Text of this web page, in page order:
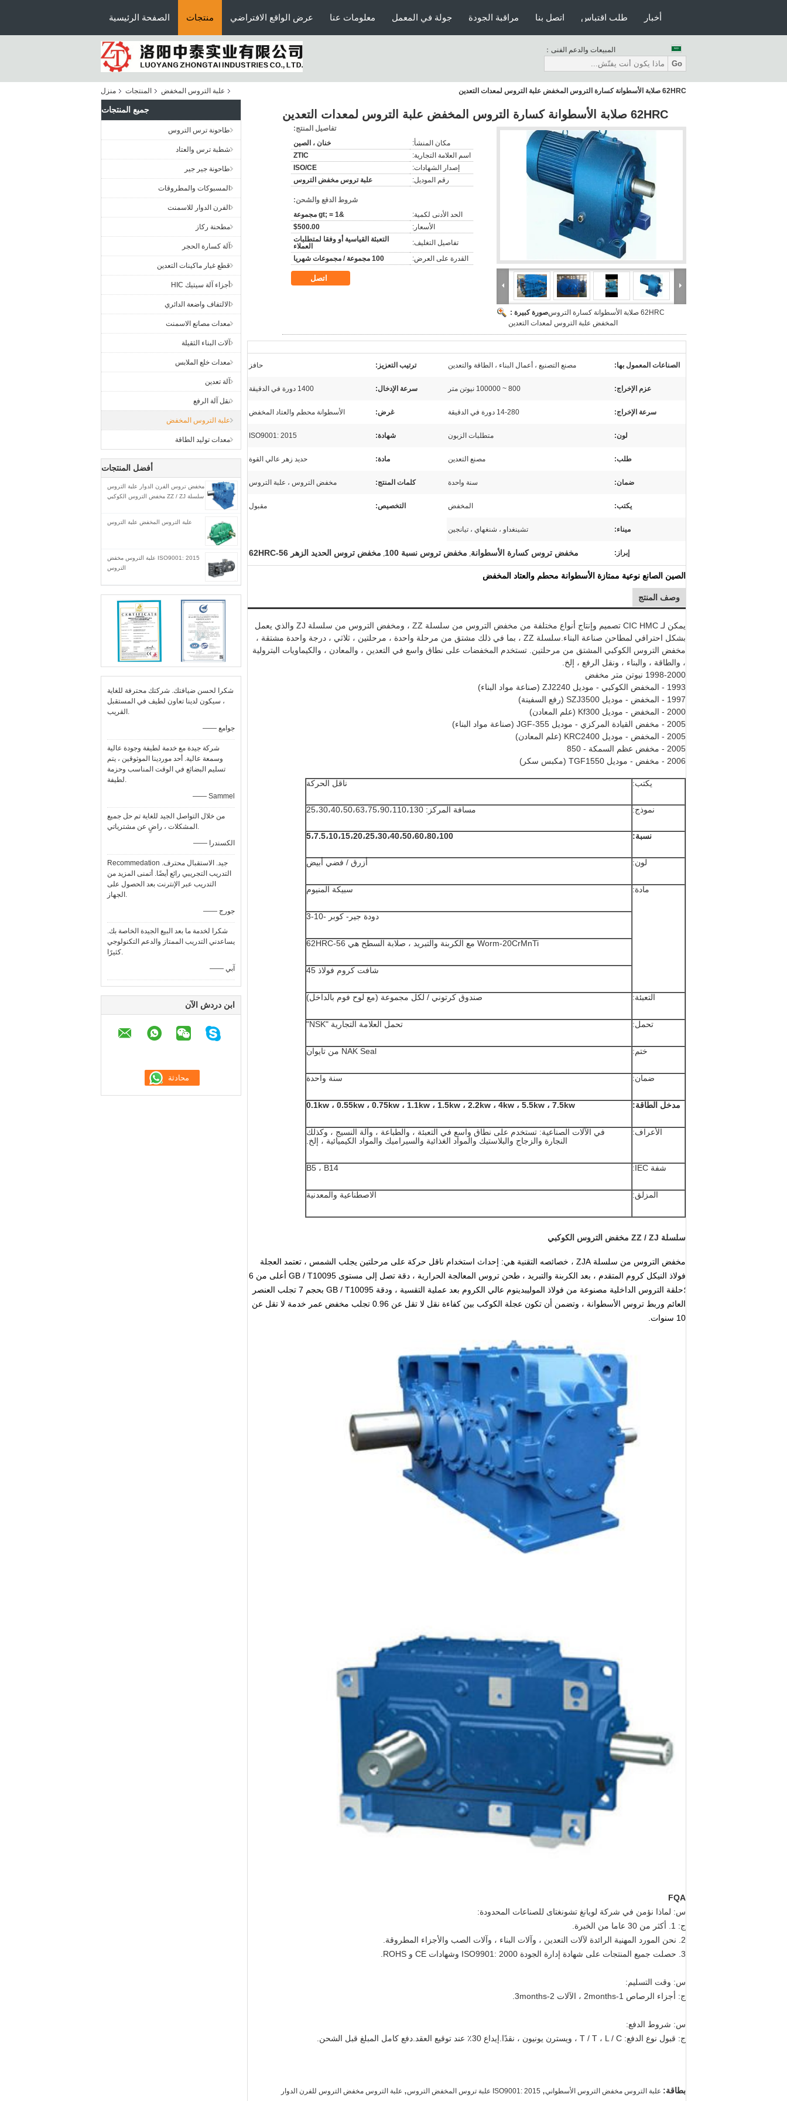
الصفحة الرئيسية منتجات عرض الواقع الافتراضي معلومات عنا جولة في المعمل مراقبة الجودة اتصل بنا طلب اقتباس أخبار
المبيعات والدعم الفنى：
Go
منزل المنتجات علبة التروس المخفض 62HRC صلابة الأسطوانة كسارة التروس المخفض علبة التروس لمعدات التعدين
جميع المنتجات
طاحونة ترس التروس
شطبة ترس والعتاد
طاحونة جير جير
المسبوكات والمطروقات
الفرن الدوار للاسمنت
مطحنة ركاز
آلة كسارة الحجر
قطع غيار ماكينات التعدين
أجزاء آلة سيتيك HIC
الالتفاف واضعة الدائري
معدات مصانع الاسمنت
آلات البناء الثقيلة
معدات خلع الملابس
آلة تعدين
نقل آلة الرفع
علبة التروس المخفض
معدات توليد الطاقة
أفضل المنتجات
مخفض تروس الفرن الدوار علبة التروس
سلسلة ZZ / ZJ مخفض التروس الكوكبي
علبة التروس المخفض علبة التروس
ISO9001: 2015 علبة التروس مخفض
التروس
شكرا لحسن ضيافتك. شركتك محترفة للغاية
، سيكون لدينا تعاون لطيف في المستقبل
القريب.
—— جوامع
شركة جيدة مع خدمة لطيفة وجودة عالية
وسمعة عالية. أحد موردينا الموثوقين ، يتم
تسليم البضائع في الوقت المناسب وحزمة
لطيفة.
—— Sammel
من خلال التواصل الجيد للغاية تم حل جميع
المشكلات ، راضٍ عن مشترياتي.
—— الكسندرا
Recommedation جيد. الاستقبال محترف.
التدريب التجريبي رائع أيضًا. أتمنى المزيد من
التدريب عبر الإنترنت بعد الحصول على
الجهاز.
—— جورج
شكرا لخدمة ما بعد البيع الجيدة الخاصة بك.
يساعدني التدريب الممتاز والدعم التكنولوجي
كثيرًا.
—— آبي
ابن دردش الآن
62HRC صلابة الأسطوانة كسارة التروس المخفض علبة التروس لمعدات التعدين
صورة كبيرة :62HRC صلابة الأسطوانة كسارة التروس
المخفض علبة التروس لمعدات التعدين
تفاصيل المنتج:
مكان المنشأ:
خنان ، الصين
اسم العلامة التجارية:
ZTIC
إصدار الشهادات:
ISO/CE
رقم الموديل:
علبة تروس مخفض التروس
شروط الدفع والشحن:
الحد الأدنى لكمية:
&gt; = 1 مجموعة
الأسعار:
$500.00
تفاصيل التغليف:
التعبئة القياسية أو وفقا لمتطلبات
العملاء
القدرة على العرض:
100 مجموعة / مجموعات شهريا
اتصل
الصناعات المعمول بها: مصنع التصنيع ، أعمال البناء ، الطاقة والتعدين ترتيب التعزيز: حافز
عزم الإخراج: 800 ~ 100000 نيوتن متر سرعة الإدخال: 1400 دورة في الدقيقة
سرعة الإخراج: 14-280 دورة في الدقيقة غرض: الأسطوانة محطم والعتاد المخفض
لون: متطلبات الزبون شهادة: ISO9001: 2015
طلب: مصنع التعدين مادة: حديد زهر عالي القوة
ضمان: سنة واحدة كلمات المنتج: مخفض التروس ، علبة التروس
يكتب: المخفض التخصيص: مقبول
ميناء: تشينغداو ، شنغهاي ، تيانجين
إبراز: مخفض تروس كسارة الأسطوانة, مخفض تروس نسبة 100 , مخفض تروس الحديد الزهر 56-62HRC
الصين الصانع نوعية ممتازة الأسطوانة محطم والعتاد المخفض
وصف المنتج
يمكن لـ CIC HMC تصميم وإنتاج أنواع مختلفة من مخفض التروس من سلسلة ZZ ، ومخفض التروس من سلسلة ZJ والذي يعمل
بشكل احترافي لمطاحن صناعة البناء.سلسلة ZZ ، بما في ذلك مشتق من مرحلة واحدة ، مرحلتين ، ثلاثي ، درجة واحدة مشتقة ،
مخفض التروس الكوكبي المشتق من مرحلتين. تستخدم المخفضات على نطاق واسع في التعدين ، والمعادن ، والكيماويات البترولية
، والطاقة ، والبناء ، ونقل الرفع ، إلخ.
1998-2000 نيوتن متر مخفض
1993 - المخفض الكوكبي - موديل ZJ2240 (صناعة مواد البناء)
1997 - المخفض - موديل SZJ3500 (رفع السفينة)
2000 - المخفض - موديل Kf300 (علم المعادن)
2005 - مخفض القيادة المركزي - موديل JGF-355 (صناعة مواد البناء)
2005 - المخفض - موديل KRC2400 (علم المعادن)
2005 - مخفض عظم السمكة - 850
2006 - مخفض - موديل TGF1550 (مكبس سكر)
يكتب: ناقل الحركة
نموذج: مسافة المركز: 25،30،40،50،63،75،90،110،130
نسبة: 5،7.5،10،15،20،25،30،40،50،60،80،100
لون: أزرق / فضي أبيض
مادة: سبيكة المنيوم
دودة جير- كوبر -10-3
Worm-20CrMnTi مع الكربنة والتبريد ، صلابة السطح هي 56-62HRC
شافت كروم فولاذ 45
التعبئة: صندوق كرتوني / لكل مجموعة (مع لوح فوم بالداخل)
تحمل: تحمل العلامة التجارية "NSK"
ختم: NAK Seal من تايوان
ضمان: سنة واحدة
مدخل الطاقة: 0.1kw ، 0.55kw ، 0.75kw ، 1.1kw ، 1.5kw ، 2.2kw ، 4kw ، 5.5kw ، 7.5kw
الأعراف:
في الآلات الصناعية: تستخدم على نطاق واسع في التعبئة ، والطباعة ، وآلة النسيج ، وكذلك
النجارة والزجاج والبلاستيك والمواد الغذائية والسيراميك والمواد الكيميائية ، إلخ.
شفة IEC: B5 ، B14
المزلق: الاصطناعية والمعدنية
سلسلة ZZ / ZJ مخفض التروس الكوكبي
مخفض التروس من سلسلة ZJA ، خصائصه التقنية هي: إحداث استخدام ناقل حركة على مرحلتين يجلب الشمس ، تعتمد العجلة
فولاذ النيكل كروم المتقدم ، بعد الكربنة والتبريد ، طحن تروس المعالجة الحرارية ، دقة تصل إلى مستوى GB / T10095 أعلى من 6
؛حلقة التروس الداخلية مصنوعة من فولاذ الموليبدينوم عالي الكروم بعد عملية التقسية ، ودقة GB / T10095 بحجم 7 تجلب العنصر
العائم وربط تروس الأسطوانة ، وتضمن أن تكون عجلة الكوكب بين كفاءة نقل لا تقل عن 0.96 تجلب مخفض عمر خدمة لا تقل عن
10 سنوات.
FQA
س: لماذا نؤمن في شركة لويانغ تشونغتاى للصناعات المحدودة:
ج: 1. أكثر من 30 عاما من الخبرة.
2. نحن المورد المهنية الرائدة لآلات التعدين ، وآلات البناء ، وآلات الصب والأجزاء المطروقة.
3. حصلت جميع المنتجات على شهادة إدارة الجودة ISO9901: 2000 وشهادات CE و ROHS.
س: وقت التسليم:
ج: أجزاء الرصاص 1-2months ، الآلات 2-3months.
س: شروط الدفع:
ج: قبول نوع الدفع: T / T ، L / C ، ويسترن يونيون ، نقدًا.إيداع 30٪ عند توقيع العقد.دفع كامل المبلغ قبل الشحن.
بطاقة: علبة التروس مخفض التروس الأسطواني, ISO9001: 2015 علبة تروس المخفض التروس , علبة التروس مخفض التروس للفرن الدوار